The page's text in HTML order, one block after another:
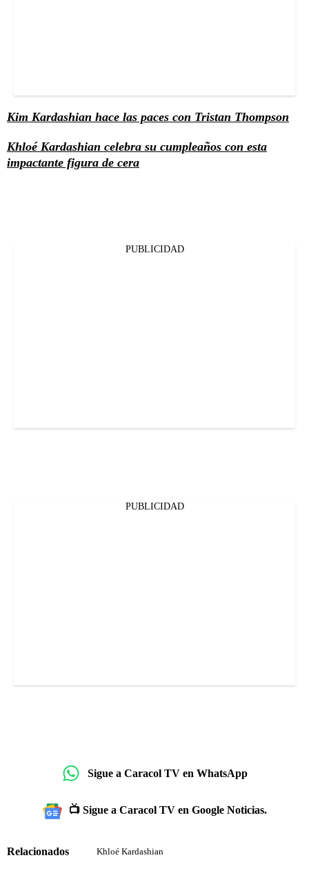
Kim Kardashian hace las paces con Tristan Thompson
Khloé Kardashian celebra su cumpleaños con esta
impactante figura de cera
PUBLICIDAD
PUBLICIDAD
Sigue a Caracol TV en WhatsApp
📺 Sigue a Caracol TV en Google Noticias.
Relacionados Khloé Kardashian